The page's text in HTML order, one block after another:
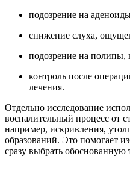
подозрение на
снижение слуха,
подозрение на полипы,
контроль после
лечения.
Отдельно исследование
воспалительный процесс от
например, искривления,
образований. Это помогает
сразу выбрать обоснованную